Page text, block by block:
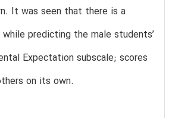
It was seen that there is a
predicting the male students’
Expectation subscale; scores
on its own.